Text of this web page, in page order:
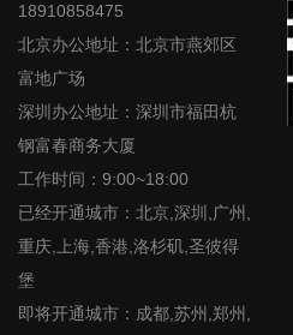
18910858475
北京办公地址：北京市燕郊区
富地广场
深圳办公地址：深圳市福田杭
钢富春商务大厦
工作时间：9:00~18:00
已经开通城市：北京,深圳,广州,
重庆,上海,香港,洛杉矶,圣彼得
堡
即将开通城市：成都,苏州,郑州,